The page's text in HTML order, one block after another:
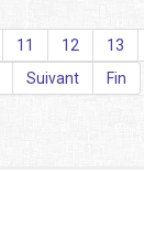
11 12 13
Suivant Fin